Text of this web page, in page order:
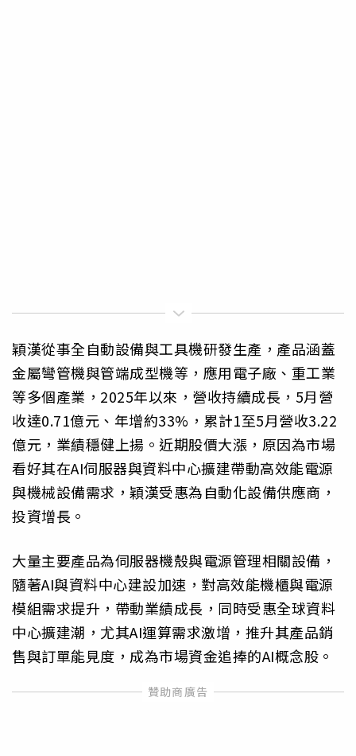
穎漢從事全自動設備與工具機研發生產，產品涵蓋
金屬彎管機與管端成型機等，應用電子廠、重工業
等多個產業，2025年以來，營收持續成長，5月營
收達0.71億元、年增約33%，累計1至5月營收3.22
億元，業績穩健上揚。近期股價大漲，原因為市場
看好其在AI伺服器與資料中心擴建帶動高效能電源
與機械設備需求，穎漢受惠為自動化設備供應商，
投資增長。
大量主要產品為伺服器機殼與電源管理相關設備，
隨著AI與資料中心建設加速，對高效能機櫃與電源
模組需求提升，帶動業績成長，同時受惠全球資料
中心擴建潮，尤其AI運算需求激增，推升其產品銷
售與訂單能見度，成為市場資金追捧的AI概念股。